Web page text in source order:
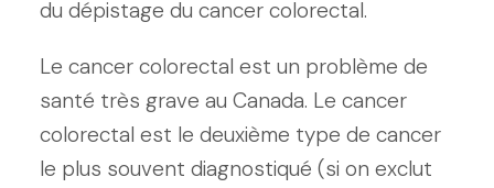
du dépistage du cancer colorectal.
Le cancer colorectal est un problème de
santé très grave au Canada. Le cancer
colorectal est le deuxième type de cancer
le plus souvent diagnostiqué (si on exclut